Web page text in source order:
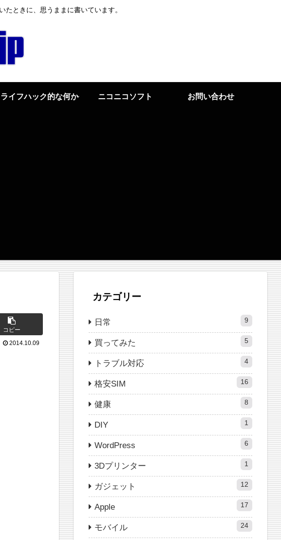
ときに、思うままに書いています。
ライフハック的な何か ニコニコソフト お問い合わせ
コピー
2014.10.09
カテゴリー
日常 9
買ってみた 5
トラブル対応 4
格安SIM 16
健康 8
DIY 1
WordPress 6
3Dプリンター 1
ガジェット 12
Apple 17
モバイル 24